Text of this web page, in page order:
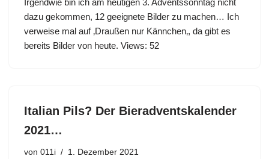
Irgendwie bin ich am heutigen 3. Adventssonntag nicht
dazu gekommen, 12 geeignete Bilder zu machen… Ich
verweise mal auf ‚Draußen nur Kännchen‚, da gibt es
bereits Bilder von heute. Views: 52
Italian Pils? Der Bieradventskalender
2021…
von 011i 1. Dezember 2021